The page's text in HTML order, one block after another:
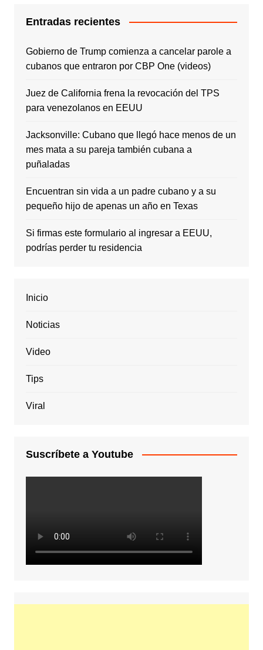
Entradas recientes
Gobierno de Trump comienza a cancelar parole a
cubanos que entraron por CBP One (videos)
Juez de California frena la revocación del TPS
para venezolanos en EEUU
Jacksonville: Cubano que llegó hace menos de un
mes mata a su pareja también cubana a
puñaladas
Encuentran sin vida a un padre cubano y a su
pequeño hijo de apenas un año en Texas
Si firmas este formulario al ingresar a EEUU,
podrías perder tu residencia
Inicio
Noticias
Video
Tips
Viral
Suscríbete a Youtube